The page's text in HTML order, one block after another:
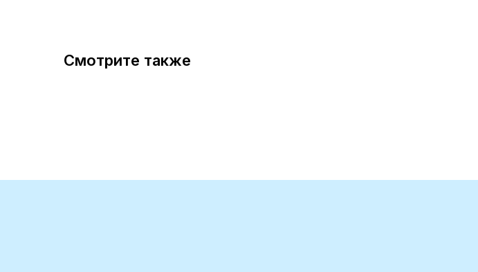
Смотрите также